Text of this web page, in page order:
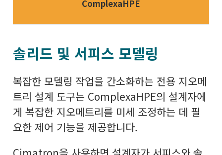
ComplexaHPE
솔리드 및 서피스 모델링
복잡한 모델링 작업을 간소화하는 전용 지오메
트리 설계 도구는 ComplexaHPE의 설계자에
게 복잡한 지오메트리를 미세 조정하는 데 필
요한 제어 기능을 제공합니다.